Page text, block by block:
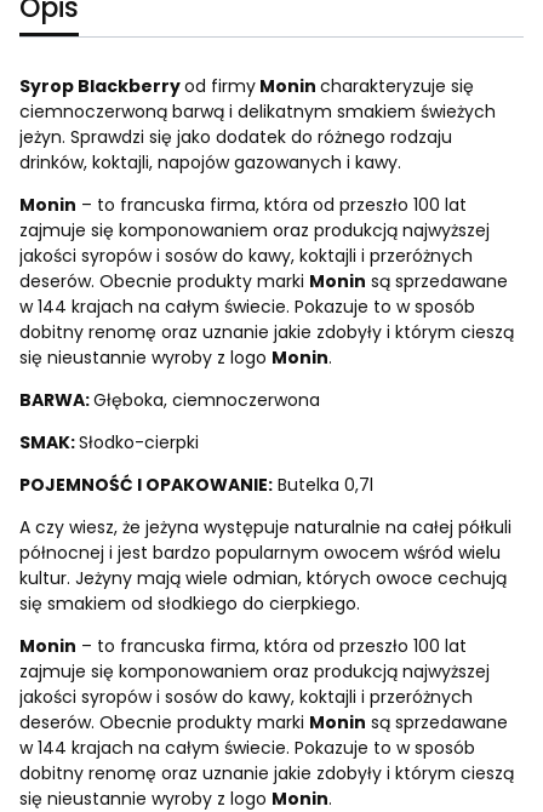
Opis
Syrop Blackberryod firmy Monin charakteryzuje się
ciemnoczerwoną barwą i delikatnym smakiem świeżych
jeżyn. Sprawdzi się jako dodatek do różnego rodzaju
drinków, koktajli, napojów gazowanych i kawy.
Monin – to francuska firma, która od przeszło 100 lat
zajmuje się komponowaniem oraz produkcją najwyższej
jakości syropów i sosów do kawy, koktajli i przeróżnych
deserów. Obecnie produkty marki Monin są sprzedawane
w 144 krajach na całym świecie. Pokazuje to w sposób
dobitny renomę oraz uznanie jakie zdobyły i którym cieszą
się nieustannie wyroby z logo Monin.
BARWA:Głęboka, ciemnoczerwona
SMAK:Słodko-cierpki
POJEMNOŚĆ I OPAKOWANIE: Butelka 0,7l
A czy wiesz, że jeżyna występuje naturalnie na całej półkuli
północnej i jest bardzo popularnym owocem wśród wielu
kultur. Jeżyny mają wiele odmian, których owoce cechują
się smakiem od słodkiego do cierpkiego.
Monin – to francuska firma, która od przeszło 100 lat
zajmuje się komponowaniem oraz produkcją najwyższej
jakości syropów i sosów do kawy, koktajli i przeróżnych
deserów. Obecnie produkty marki Monin są sprzedawane
w 144 krajach na całym świecie. Pokazuje to w sposób
dobitny renomę oraz uznanie jakie zdobyły i którym cieszą
się nieustannie wyroby z logo Monin.